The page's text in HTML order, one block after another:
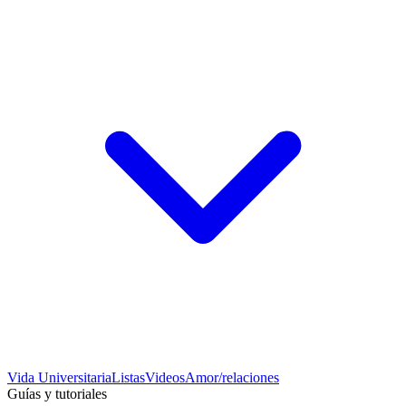
Vida UniversitariaListasVideosAmor/relaciones
Guías y tutoriales